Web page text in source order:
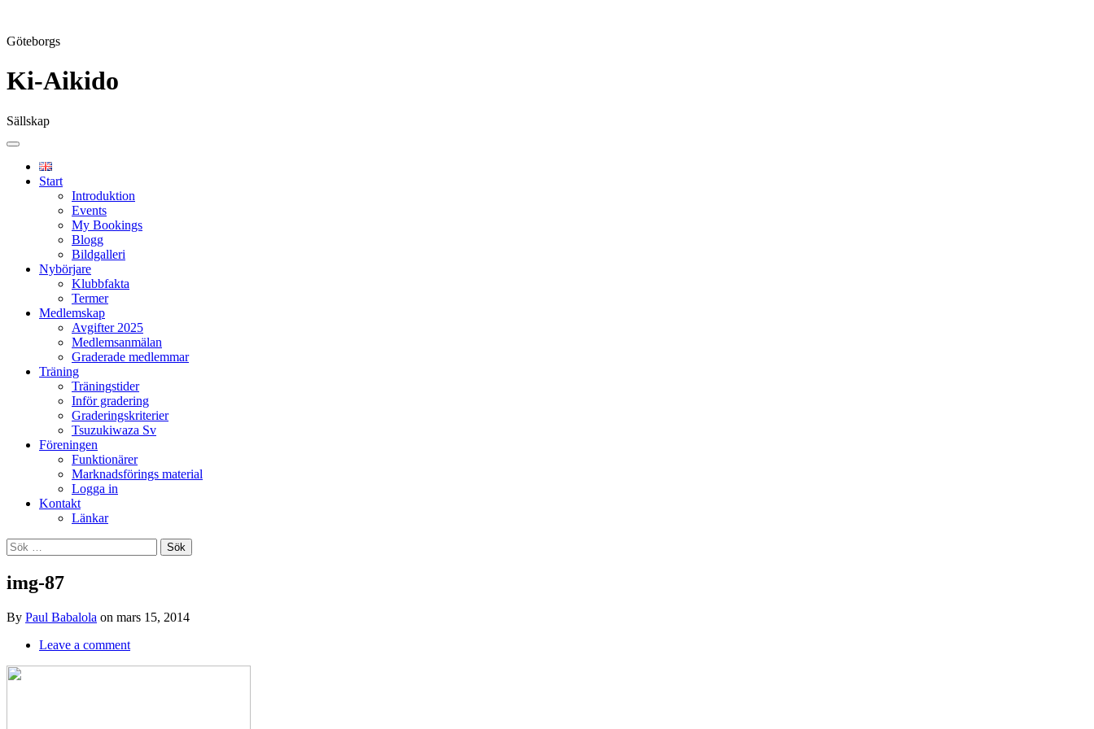
Göteborgs
Ki-Aikido
Sällskap
Skip
contentStart
Introduktion
Events
My Bookings
Blogg
Bildgalleri
Nybörjare
Klubbfakta
Termer
Medlemskap
Avgifter 2025
Medlemsanmälan
Graderade medlemmar
Träning
Träningstider
Inför gradering
Graderingskriterier
Tsuzukiwaza Sv
Föreningen
Funktionärer
Marknadsförings material
Logga in
Kontakt
Länkar
Search
Sök
efter:
img-87
By Paul Babalola on mars 15, 2014
Leave a comment